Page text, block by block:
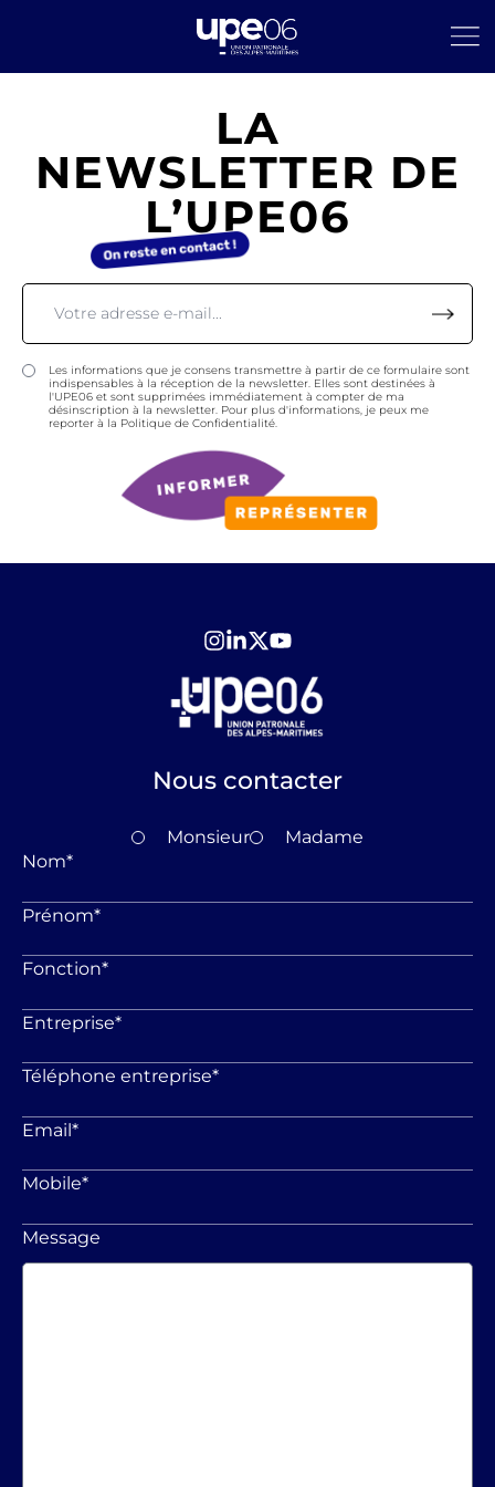
LA
NEWSLETTER DE
L’UPE06
Les informations que je consens transmettre à partir de ce formulaire sont
indispensables à la réception de la newsletter. Elles sont destinées à
l'UPE06 et sont supprimées immédiatement à compter de ma
désinscription à la newsletter. Pour plus d'informations, je peux me
reporter à la Politique de Confidentialité.
Nous contacter
Monsieur
Madame
Nom*
Prénom*
Fonction*
Entreprise*
Téléphone entreprise*
Email*
Mobile*
Message